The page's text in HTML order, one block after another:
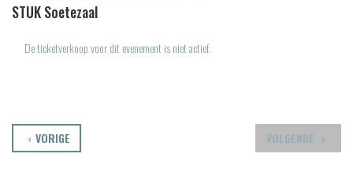
STUK Soetezaal
De ticketverkoop voor dit evenement is niet actief.
VOLGENDE
VORIGE